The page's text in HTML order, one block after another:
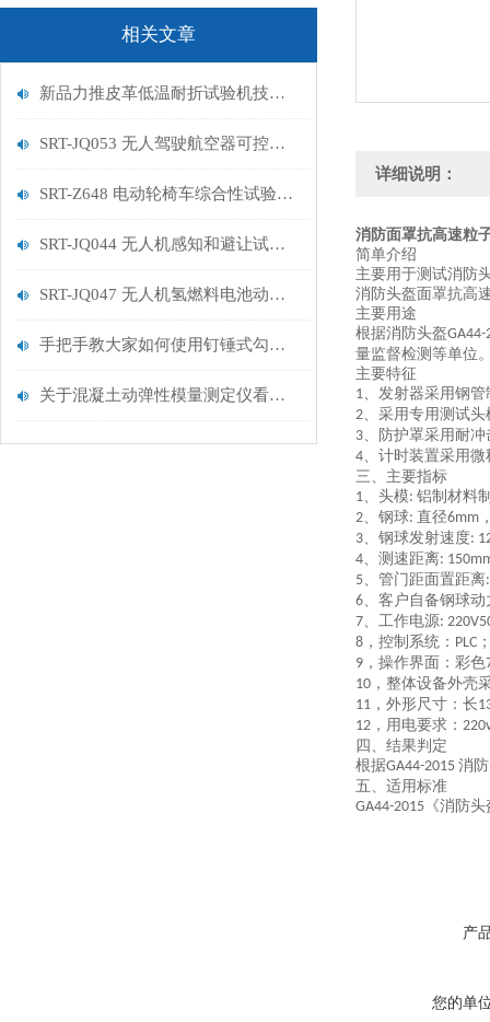
相关文章
新品力推皮革低温耐折试验机技术讲解
SRT-JQ053 无人驾驶航空器可控性试验机的特点有哪些
SRT-Z648 电动轮椅车综合性试验机的简单介绍
SRT-JQ044 无人机感知和避让试验机的简单介绍
SRT-JQ047 无人机氢燃料电池动力系统试验机用途有哪些 符合标准
手把手教大家如何使用钉锤式勾丝性测试机
关于混凝土动弹性模量测定仪看这一篇就够了
详细说明：
消防面罩抗高速粒
简单介绍
主要用于测试消防
消防头盔面罩抗高
主要用途
根据消防头盔GA44-
量监督检测等单位
主要特征
1、发射器采用钢
2、采用专用测试
3、防护罩采用耐
4、计时装置采用
三、主要指标
1、头模: 铝制材料
2、钢球: 直径6mm
3、钢球发射速度:
4、测速距离:
5、管门距面置距离
6、 客户自备钢球动
7、工作电源:
8 ，控制系统： PLC
9 ，操作界面：彩色
10 ，整体设备外壳
11 ，外形尺寸：长
12 ，用电要求：
四、结果判定
根据GA44-2015 消
五、适用标准
GA44-2015 《消防
产
您的单